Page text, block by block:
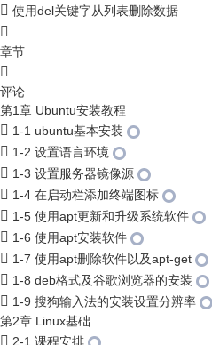
使用del关键字从列表删除数据
章节
评论
第1章 Ubuntu安装教程
1-1 ubuntu基本安装
1-2 设置语言环境
1-3 设置服务器镜像源
1-4 在启动栏添加终端图标
1-5 使用apt更新和升级系统软件
1-6 使用apt安装软件
1-7 使用apt删除软件以及apt-get
1-8 deb格式及谷歌浏览器的安装
1-9 搜狗输入法的安装设置分辨率
第2章 Linux基础
2-1 课程安排